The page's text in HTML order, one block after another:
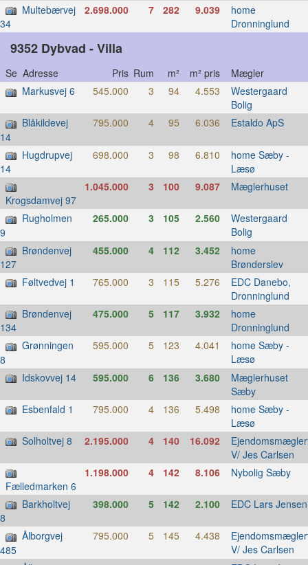
Multebærvej
34
2.698.000 7 282 9.039 home
Dronninglund
9352 Dybvad - Villa
Se Adresse Pris Rum m² m² pris Mægler
Markusvej 6
545.000 3 94 4.553 Westergaard
Bolig
Blåkildevej
14
795.000 4 95 6.036 Estaldo ApS
Hugdrupvej
14
698.000 3 98 6.810 home Sæby -
Læsø
Krogsdamvej 97
1.045.000 3 100 9.087 Mæglerhuset
Rugholmen
9
265.000 3 105 2.560 Westergaard
Bolig
Brøndenvej
127
455.000 4 112 3.452 home
Brønderslev
Føltvedvej 1
765.000 3 115 5.276 EDC Danebo,
Dronninglund
Brøndenvej
134
475.000 5 117 3.932 home
Dronninglund
Grønningen
8
595.000 5 123 4.041 home Sæby -
Læsø
Idskovvej 14
595.000 6 136 3.680 Mæglerhuset
Sæby
Esbenfald 1
795.000 4 136 5.498 home Sæby -
Læsø
Solholtvej 8
2.195.000 4 140 16.092
V/ Jes Carlsen
Fælledmarken 6
1.198.000 4 142 8.106 Nybolig Sæby
Barkholtvej
8
398.000 5 142 2.100 EDC Lars Jensen
Ålborgvej
485
795.000 5 145 4.438
V/ Jes Carlsen